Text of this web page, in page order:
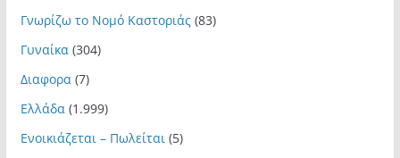
Γνωρίζω το Νομό Καστοριάς(83)
Γυναίκα(304)
Διαφορα(7)
Ελλάδα(1.999)
Ενοικιάζεται – Πωλείται(5)